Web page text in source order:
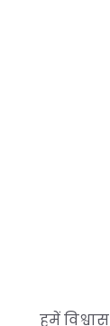
हमें